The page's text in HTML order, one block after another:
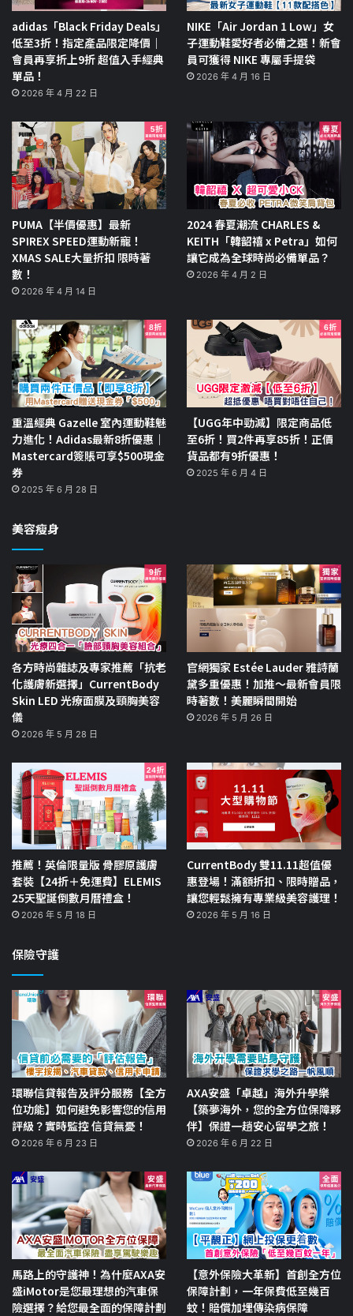
adidas「Black Friday Deals」
低至3折！指定產品限定降價｜
會員再享折上9折 超值入手經典
單品！
2026 年 4 月 22 日
NIKE「Air Jordan 1 Low」女
子運動鞋愛好者必備之選！新會
員可獲得 NIKE 專屬手提袋
2026 年 4 月 16 日
PUMA【半價優惠】最新
SPIREX SPEED運動新寵！
XMAS SALE大量折扣 限時著
數！
2026 年 4 月 14 日
2024 春夏潮流 CHARLES &
KEITH「韓韶禧 x Petra」如何
讓它成為全球時尚必備單品？
2026 年 4 月 2 日
重溫經典 Gazelle 室內運動鞋魅
力進化！Adidas最新8折優惠｜
Mastercard簽賬可享$500現金
券
2025 年 6 月 28 日
【UGG年中勁減】限定商品低
至6折！買2件再享85折！正價
貨品都有9折優惠！
2025 年 6 月 4 日
美容瘦身
各方時尚雜誌及專家推薦「抗老
化護膚新選擇」CurrentBody
Skin LED 光療面膜及頸胸美容
儀
2026 年 5 月 28 日
官網獨家 Estée Lauder 雅詩蘭
黛多重優惠！加推～最新會員限
時著數！美麗瞬間開始
2026 年 5 月 26 日
推薦！英倫限量版 骨膠原護膚
套裝【24折＋免運費】ELEMIS
25天聖誕倒數月曆禮盒！
2026 年 5 月 18 日
CurrentBody 雙11.11超值優
惠登場！滿額折扣、限時贈品，
讓您輕鬆擁有專業級美容護理！
2026 年 5 月 16 日
保險守護
環聯信貸報告及評分服務【全方
位功能】如何避免影響您的信用
評級？實時監控 信貸無憂！
2026 年 6 月 23 日
AXA安盛「卓越」海外升學樂
【築夢海外，您的全方位保障夥
伴】保證一趟安心留學之旅！
2026 年 6 月 22 日
馬路上的守護神！為什麼AXA安
盛iMotor是您最理想的汽車保
險選擇？給您最全面的保障計劃
【意外保險大革新】首創全方位
保障計劃，一年保費低至幾百
蚊！賠償加埋傳染病保障